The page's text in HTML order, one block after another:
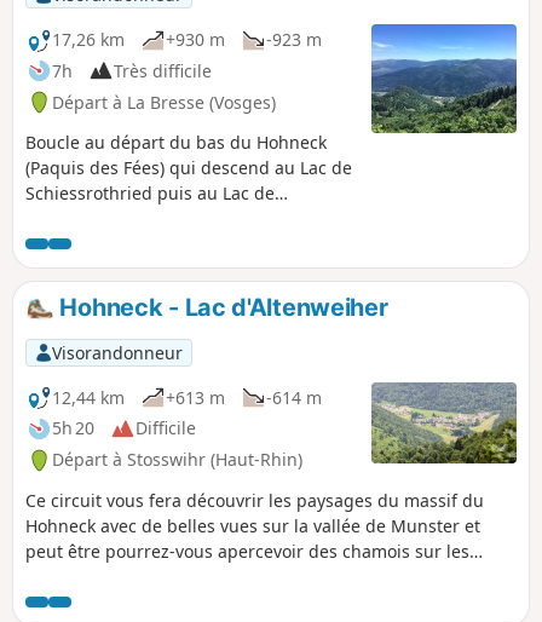
17,26 km
+930 m
-923 m
7h
Très difficile
Départ à La Bresse (Vosges)
Boucle au départ du bas du Hohneck
(Paquis des Fées) qui descend au Lac de
Schiessrothried puis au Lac de
traverse les sommets du Rainkopf,
Rothenbachkopf puis Batteriekopf. Jolies
vues sur divers lacs additionnels (Kruth-
Wildenstein, Blanchemer, de la Lande),
et sur les Alpes si le temps est adéquat.
Hohneck - Lac d'Altenweiher
Visorandonneur
12,44 km
+613 m
-614 m
5h 20
Difficile
Départ à Stosswihr (Haut-Rhin)
Ce circuit vous fera découvrir les paysages du massif du
Hohneck avec de belles vues sur la vallée de Munster et
peut être pourrez-vous apercevoir des chamois sur les
cette randonnée sont particulièrement difficiles en